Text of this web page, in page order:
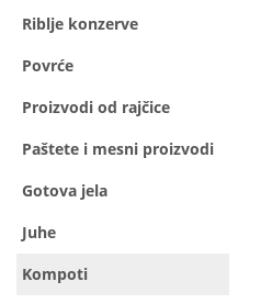
Riblje konzerve
Povrće
Proizvodi od rajčice
Paštete i mesni proizvodi
Gotova jela
Juhe
Kompoti